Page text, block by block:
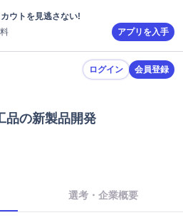
ウトを見逃さない!
アプリを入手
ログイン 会員登録
品の新製品開発
選考・企業概要